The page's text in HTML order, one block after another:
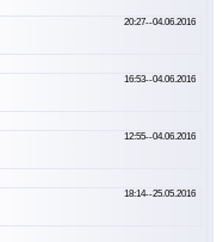
20:27--04.06.2016
16:53--04.06.2016
12:55--04.06.2016
18:14--25.05.2016